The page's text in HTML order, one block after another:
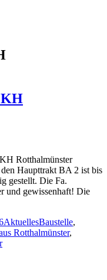
KH
Rotthalmünster
Haupttrakt BA 2 ist bis
gestellt. Die Fa.
und gewissenhaft! Die
Posted
in
AktuellesTags:
Baustelle,
Rotthalmünster,